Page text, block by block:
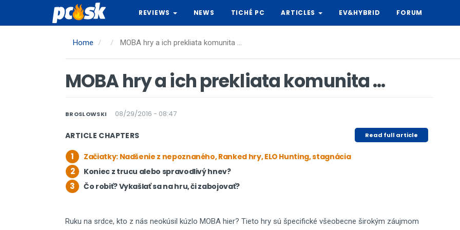
main
REVIEWS NEWS TICHÉ PC ARTICLES EV&HYBRID FORUM
Home MOBA hry a ich prekliata komunita …
MOBA hry a ich prekliata komunita …
BROSLOWSKI 08/29/2016 - 08:47
ARTICLE CHAPTERS Read full article
1 Začiatky: Nadšenie z nepoznaného, Ranked hry, ELO Hunting, stagnácia
2 Koniec z trucu alebo spravodlivý hnev?
3 Čo robiť? Vykašlať sa na hru, či zabojovať?
Ruku na srdce, kto z nás neokúsil kúzlo MOBA hier? Tieto hry sú špecifické všeobecne širokým záujmom